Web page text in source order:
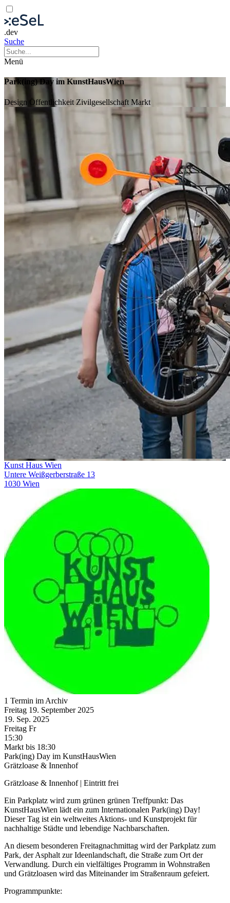
.dev
Suche
Menü
Park(ing) Day im KunstHausWien
Design Öffentlichkeit Zivilgesellschaft Markt
Kunst Haus Wien
Untere Weißgerberstraße 13
1030 Wien
1 Termin im Archiv
Freitag 19. September 2025
19. Sep. 2025
Freitag Fr
15:30
Markt bis 18:30
Park(ing) Day im KunstHausWien
Grätzloase & Innenhof
Grätzloase & Innenhof | Eintritt frei
Ein Parkplatz wird zum grünen grünen Treffpunkt: Das
KunstHausWien lädt ein zum Internationalen Park(ing) Day!
Dieser Tag ist ein weltweites Aktions- und Kunstprojekt für
nachhaltige Städte und lebendige Nachbarschaften.
An diesem besonderen Freitagnachmittag wird der Parkplatz zum
Park, der Asphalt zur Ideenlandschaft, die Straße zum Ort der
Verwandlung. Durch ein vielfältiges Programm in Wohnstraßen
und Grätzloasen wird das Miteinander im Straßenraum gefeiert.
Programmpunkte: